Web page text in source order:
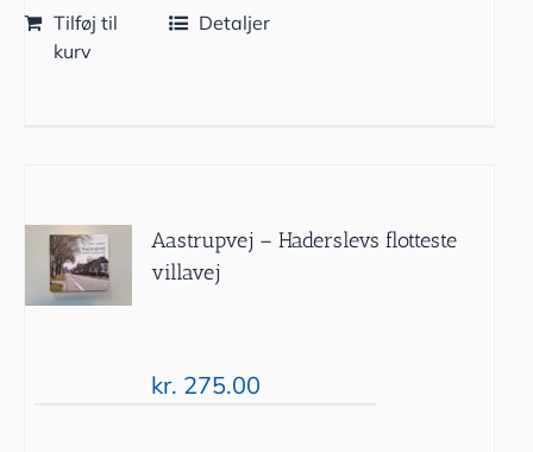
Tilføj til
kurv
Detaljer
Aastrupvej – Haderslevs flotteste
villavej
kr. 275.00